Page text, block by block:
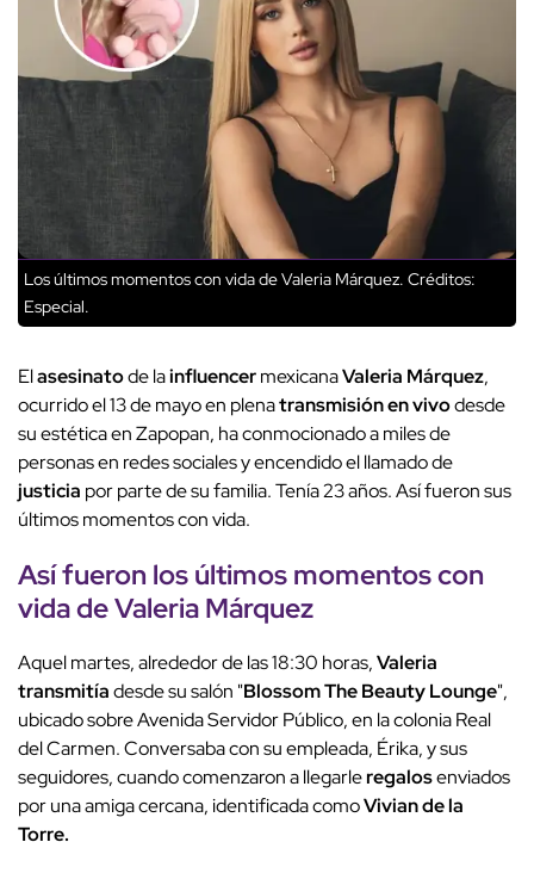
Los últimos momentos con vida de Valeria Márquez. Créditos:
Especial.
Elasesinatode lainfluencermexicanaValeria Márquez,
ocurrido el 13 de mayo en plenatransmisiónen vivodesde
su estética en Zapopan, ha conmocionado a miles de
personas en redes sociales y encendido el llamado de
justicia por parte de su familia. Tenía 23 años. Así fueron sus
últimos momentos con vida.
Así fueron los últimos momentos con
vida de Valeria Márquez
Aquel martes, alrededor de las 18:30 horas,Valeria
transmitíadesde su salón "Blossom The Beauty Lounge",
ubicado sobre Avenida Servidor Público, en la colonia Real
del Carmen. Conversaba con su empleada, Érika, y sus
seguidores, cuando comenzaron a llegarleregalosenviados
por una amiga cercana, identificada comoVivian de la
Torre.